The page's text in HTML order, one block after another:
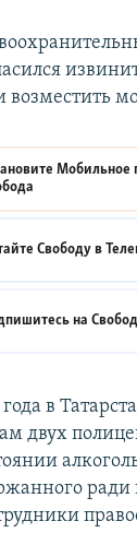
возместить
Мобильное
Свободу в
на
в
двух